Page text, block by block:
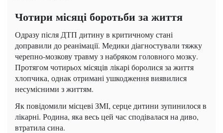
Чотири місяці боротьби за життя
Одразу після ДТП дитину в критичному стані
доправили до реанімації. Медики діагностували тяжку
черепно-мозкову травму з набряком головного мозку.
Протягом чотирьох місяців лікарі боролися за життя
хлопчика, однак отримані ушкодження виявилися
несумісними з життям.
Як повідомили місцеві ЗМІ, серце дитини зупинилося в
лікарні. Родина, яка весь цей час сподівалася на диво,
втратила сина.